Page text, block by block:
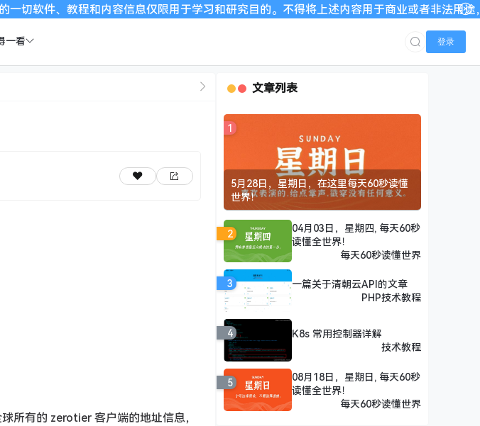
教程和内容信息仅限用于学习和研究目的。不得将上述内容用于商业或者非法用途，否则
一看 登录
所有的 zerotier 客户端的地址信息，
文章列表
1
5月28日，星期日，在这里每天60秒读懂
世界！
2
04月03日，星期四, 每天60秒
读懂全世界！
每天60秒读懂世界
3
一篇关于清朝云API的文章
PHP技术教程
4
K8s 常用控制器详解
技术教程
5
08月18日，星期日, 每天60秒
读懂全世界！
每天60秒读懂世界